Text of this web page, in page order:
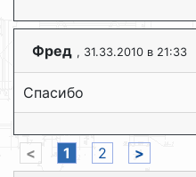
Фред , 31.33.2010 в 21:33
Спасибо
< 1 2
>